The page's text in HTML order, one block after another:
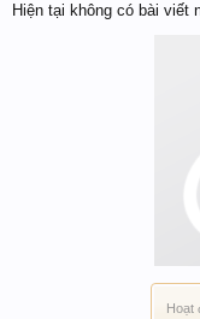
Hoạt
Hiện tại không có bài viết